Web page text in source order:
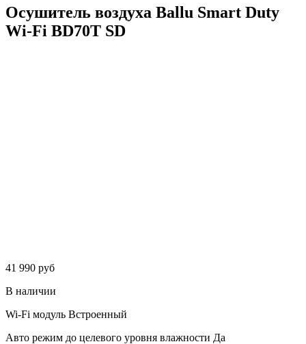
Осушитель воздуха Ballu Smart Duty
Wi-Fi BD70T SD
41 990 руб
В наличии
Wi-Fi модуль Встроенный
Авто режим до целевого уровня влажности Да